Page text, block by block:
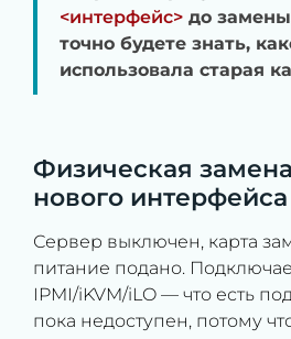
<интерфейс> до
точно будете знать,
использовала старая
Физическая
нового интерфейса
Сервер выключен, карта
питание подано.
IPMI/iKVM/iLO — что есть
пока недоступен, потому